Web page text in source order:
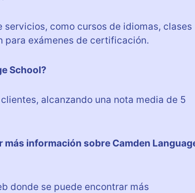
como cursos de idiomas, clases
exámenes de certificación.
School?
alcanzando una nota media de 5
más información sobre Camden
donde se puede encontrar más